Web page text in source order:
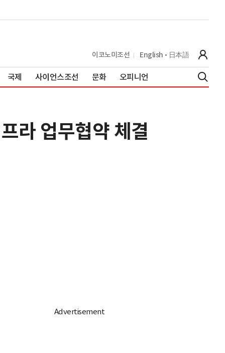
이코노미조선 English 日本語
국제 사이언스조선 문화 오피니언
라 업무협약 체결